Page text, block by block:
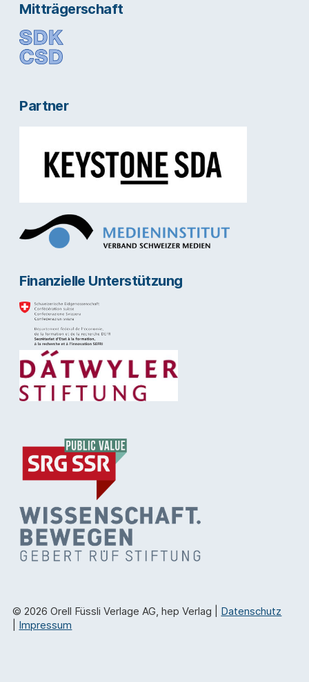
Mitträgerschaft
Partner
Finanzielle Unterstützung
© 2026 Orell Füssli Verlage AG, hep Verlag | Datenschutz
Impressum